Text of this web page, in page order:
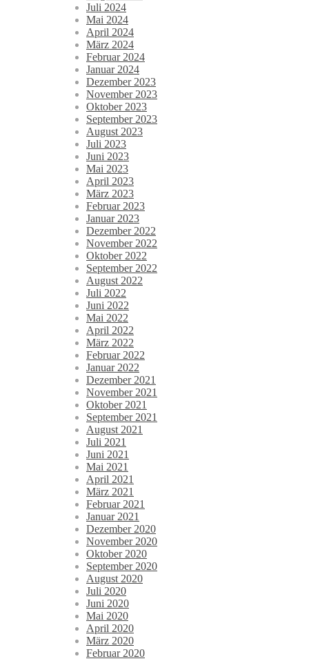
Juli 2024
Mai 2024
April 2024
März 2024
Februar 2024
Januar 2024
Dezember 2023
November 2023
Oktober 2023
September 2023
August 2023
Juli 2023
Juni 2023
Mai 2023
April 2023
März 2023
Februar 2023
Januar 2023
Dezember 2022
November 2022
Oktober 2022
September 2022
August 2022
Juli 2022
Juni 2022
Mai 2022
April 2022
März 2022
Februar 2022
Januar 2022
Dezember 2021
November 2021
Oktober 2021
September 2021
August 2021
Juli 2021
Juni 2021
Mai 2021
April 2021
März 2021
Februar 2021
Januar 2021
Dezember 2020
November 2020
Oktober 2020
September 2020
August 2020
Juli 2020
Juni 2020
Mai 2020
April 2020
März 2020
Februar 2020